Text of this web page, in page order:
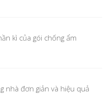
kì của gói chống ẩm
nhà đơn giản và hiệu quả